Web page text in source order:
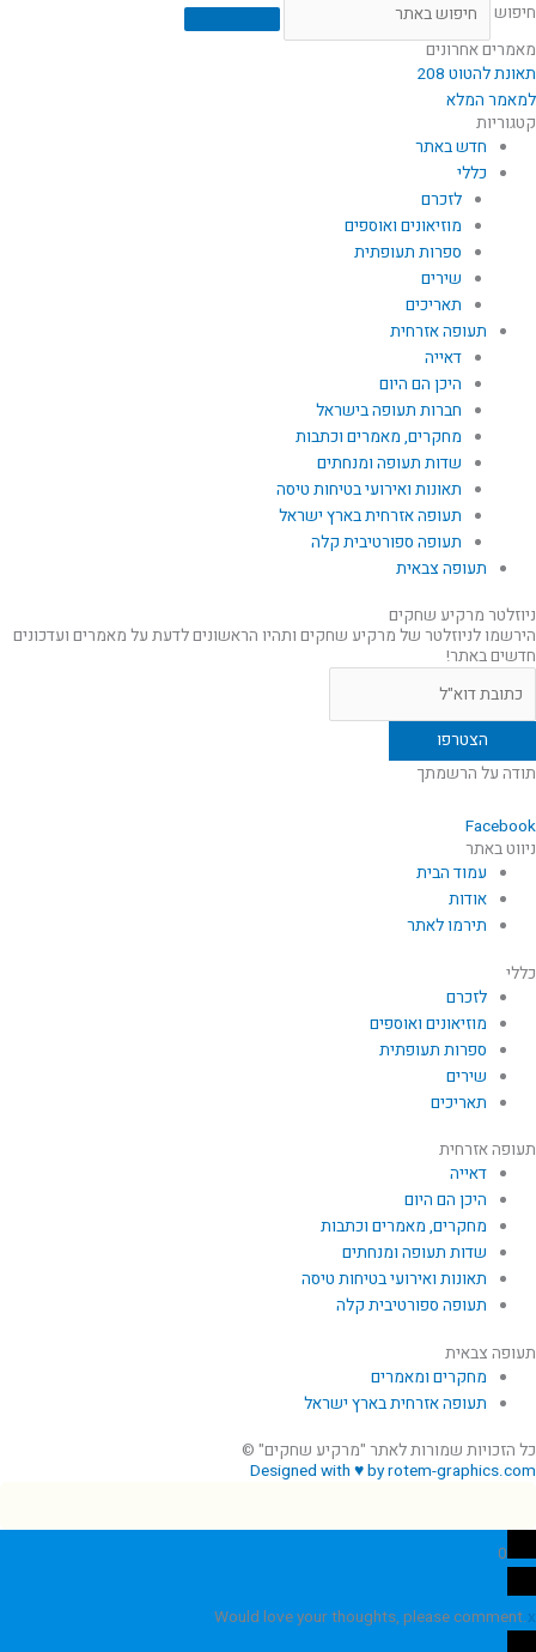
חיפוש
מאמרים אחרונים
תאונת להטוט 208
למאמר המלא
קטגוריות
חדש באתר
כללי
לזכרם
מוזיאונים ואוספים
ספרות תעופתית
שירים
תאריכים
תעופה אזרחית
דאייה
היכן הם היום
חברות תעופה בישראל
מחקרים, מאמרים וכתבות
שדות תעופה ומנחתים
תאונות ואירועי בטיחות טיסה
תעופה אזרחית בארץ ישראל
תעופה ספורטיבית קלה
תעופה צבאית
ניוזלטר מרקיע שחקים
הירשמו לניוזלטר של מרקיע שחקים ותהיו הראשונים לדעת על מאמרים ועדכונים
חדשים באתר!
תודה על הרשמתך
Facebook
ניווט באתר
עמוד הבית
אודות
תירמו לאתר
כללי
לזכרם
מוזיאונים ואוספים
ספרות תעופתית
שירים
תאריכים
תעופה אזרחית
דאייה
היכן הם היום
מחקרים, מאמרים וכתבות
שדות תעופה ומנחתים
תאונות ואירועי בטיחות טיסה
תעופה ספורטיבית קלה
תעופה צבאית
מחקרים ומאמרים
תעופה אזרחית בארץ ישראל
כל הזכויות שמורות לאתר "מרקיע שחקים" ©
Designed with ♥ by rotem-graphics.com
0
Would love your thoughts, please comment.x